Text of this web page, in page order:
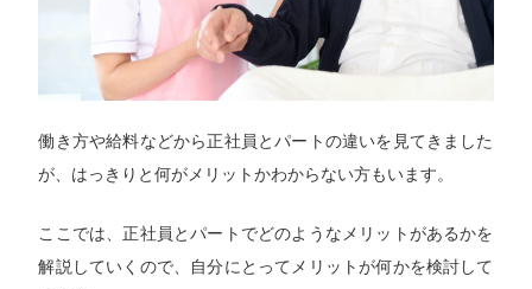
働き方や給料などから正社員とパートの違いを見てきました
が、はっきりと何がメリットかわからない方もいます。
ここでは、正社員とパートでどのようなメリットがあるかを
解説していくので、自分にとってメリットが何かを検討して